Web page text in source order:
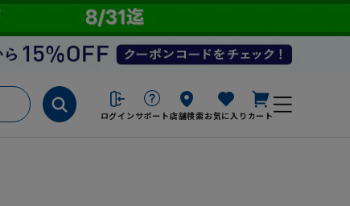
ログイン サポート店舗検索お気に入り カート